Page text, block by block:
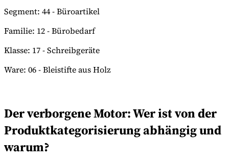
Segment: 44 - Büroartikel
Familie: 12 - Bürobedarf
Klasse: 17 - Schreibgeräte
Ware: 06 - Bleistifte aus Holz
Der verborgene Motor: Wer ist von der
Produktkategorisierung abhängig und
warum?